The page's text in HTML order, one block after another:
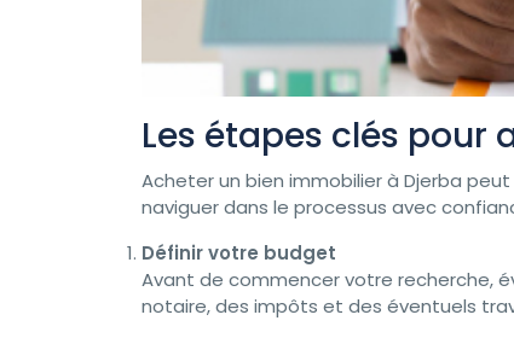
Les étapes clés pour
Acheter un bien immobilier à Djerba
naviguer dans le processus avec
Définir votre budget
Avant de commencer votre recherche,
notaire, des impôts et des éventuels